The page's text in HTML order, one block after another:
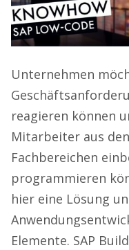
Unternehmen
reagieren können
Mitarbeiter aus
Fachbereichen
programmieren
hier eine Lösung
Elemente. SAP